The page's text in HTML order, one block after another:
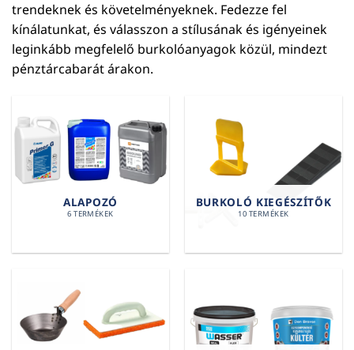
trendeknek és követelményeknek. Fedezze fel
kínálatunkat, és válasszon a stílusának és igényeinek
leginkább megfelelő burkolóanyagok közül, mindezt
pénztárcabarát árakon.
ALAPOZÓ
6 TERMÉKEK
BURKOLÓ KIEGÉSZÍTŐK
10 TERMÉKEK